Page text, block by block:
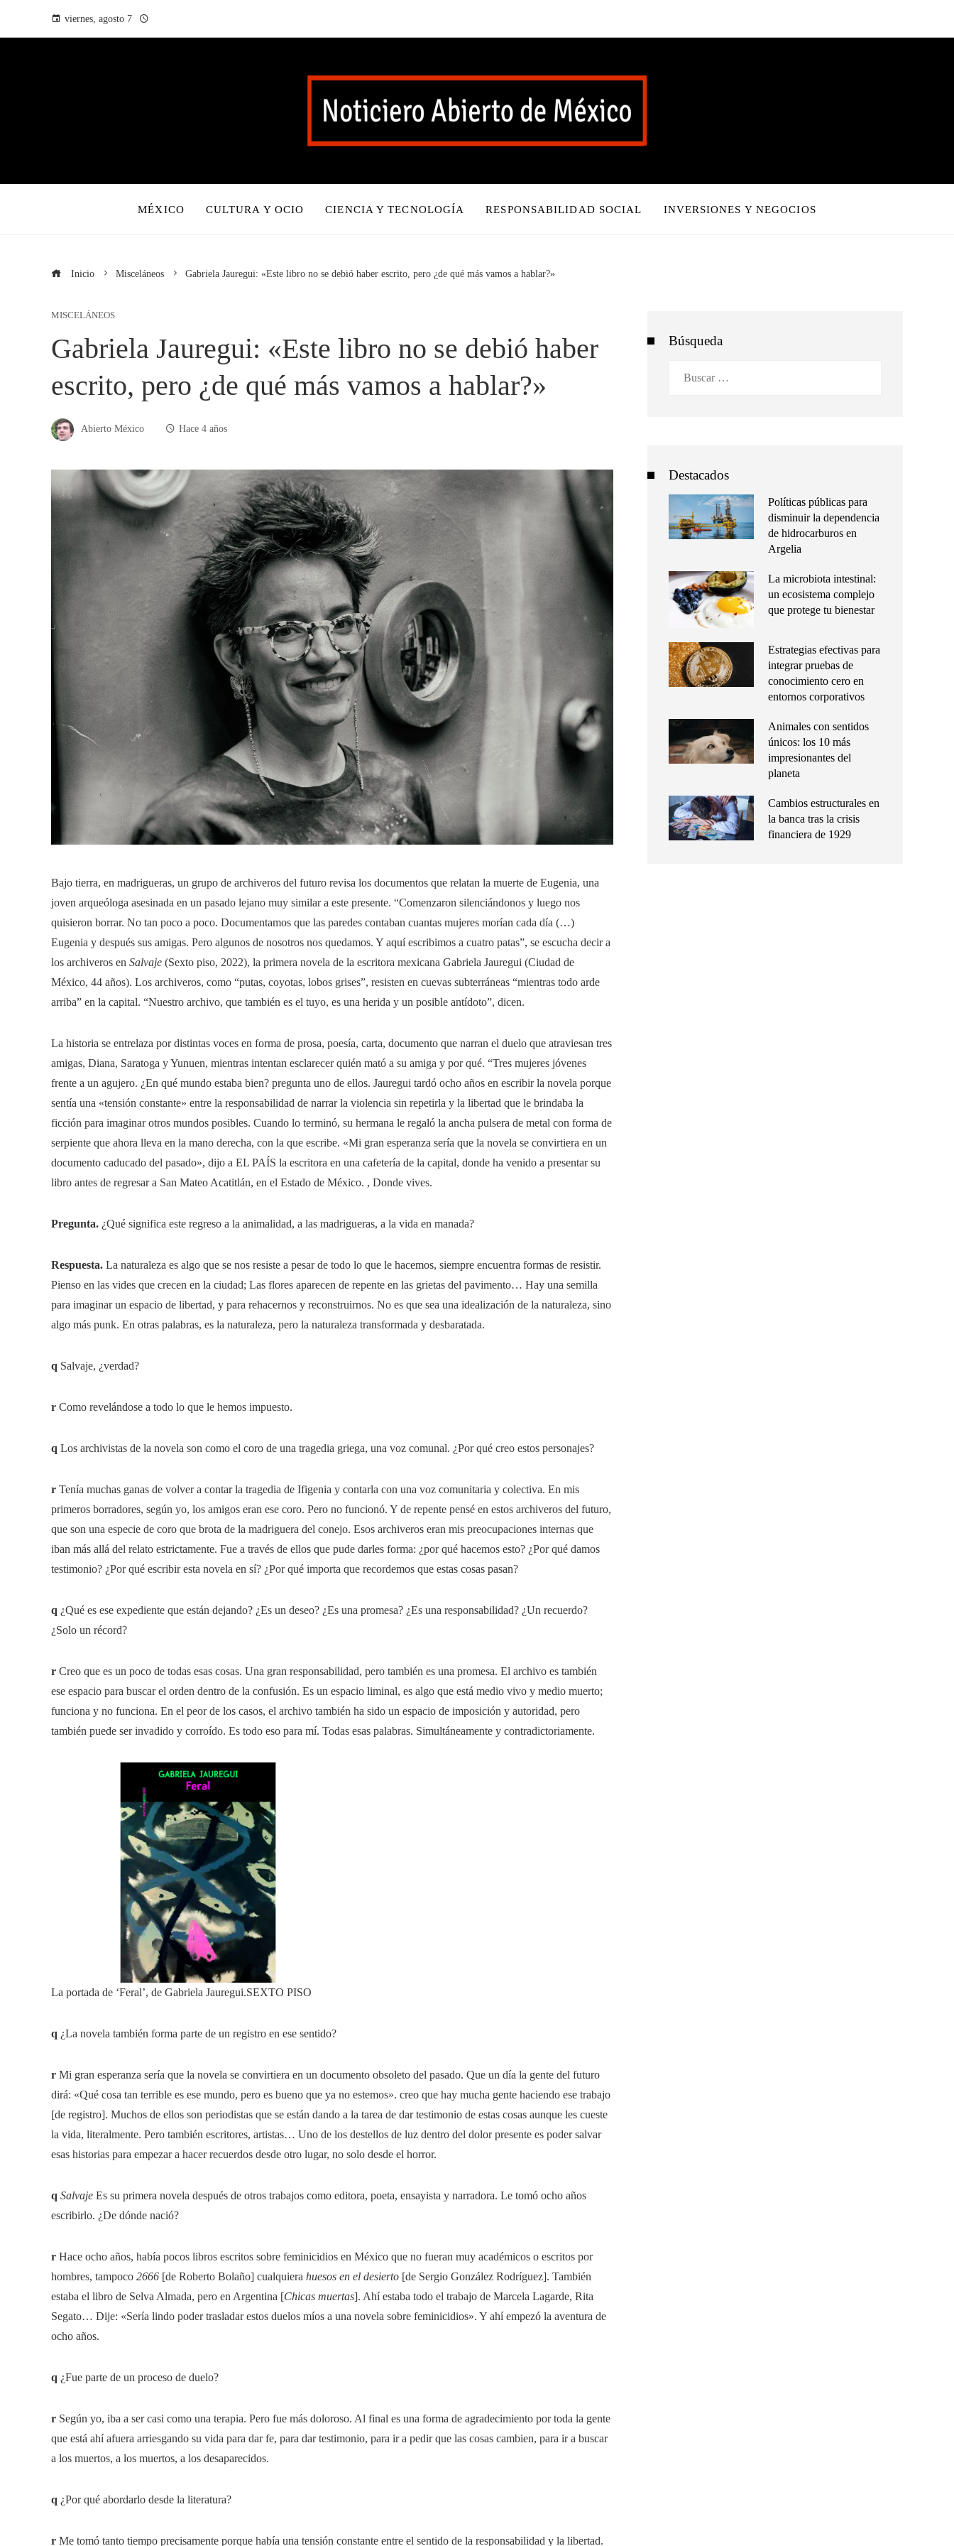
viernes, agosto 7
MÉXICO CULTURA Y OCIO CIENCIA Y TECNOLOGÍA RESPONSABILIDAD SOCIAL INVERSIONES Y NEGOCIOS
Inicio Misceláneos Gabriela Jauregui: «Este libro no se debió haber escrito, pero ¿de qué más vamos a hablar?»
MISCELÁNEOS
Gabriela Jauregui: «Este libro no se debió haber
escrito, pero ¿de qué más vamos a hablar?»
Abierto México Hace 4 años
Bajo tierra, en madrigueras, un grupo de archiveros del futuro revisa los documentos que relatan la muerte de Eugenia, una
joven arqueóloga asesinada en un pasado lejano muy similar a este presente. “Comenzaron silenciándonos y luego nos
quisieron borrar. No tan poco a poco. Documentamos que las paredes contaban cuantas mujeres morían cada día (…)
Eugenia y después sus amigas. Pero algunos de nosotros nos quedamos. Y aquí escribimos a cuatro patas”, se escucha decir a
los archiveros en Salvaje (Sexto piso, 2022), la primera novela de la escritora mexicana Gabriela Jauregui (Ciudad de
México, 44 ​​años). Los archiveros, como “putas, coyotas, lobos grises”, resisten en cuevas subterráneas “mientras todo arde
arriba” en la capital. “Nuestro archivo, que también es el tuyo, es una herida y un posible antídoto”, dicen.
La historia se entrelaza por distintas voces en forma de prosa, poesía, carta, documento que narran el duelo que atraviesan tres
amigas, Diana, Saratoga y Yunuen, mientras intentan esclarecer quién mató a su amiga y por qué. “Tres mujeres jóvenes
frente a un agujero. ¿En qué mundo estaba bien? pregunta uno de ellos. Jauregui tardó ocho años en escribir la novela porque
sentía una «tensión constante» entre la responsabilidad de narrar la violencia sin repetirla y la libertad que le brindaba la
ficción para imaginar otros mundos posibles. Cuando lo terminó, su hermana le regaló la ancha pulsera de metal con forma de
serpiente que ahora lleva en la mano derecha, con la que escribe. «Mi gran esperanza sería que la novela se convirtiera en un
documento caducado del pasado», dijo a EL PAÍS la escritora en una cafetería de la capital, donde ha venido a presentar su
libro antes de regresar a San Mateo Acatitlán, en el Estado de México. , Donde vives.
Pregunta. ¿Qué significa este regreso a la animalidad, a las madrigueras, a la vida en manada?
Respuesta. La naturaleza es algo que se nos resiste a pesar de todo lo que le hacemos, siempre encuentra formas de resistir.
Pienso en las vides que crecen en la ciudad; Las flores aparecen de repente en las grietas del pavimento… Hay una semilla
para imaginar un espacio de libertad, y para rehacernos y reconstruirnos. No es que sea una idealización de la naturaleza, sino
algo más punk. En otras palabras, es la naturaleza, pero la naturaleza transformada y desbaratada.
q Salvaje, ¿verdad?
r Como revelándose a todo lo que le hemos impuesto.
q Los archivistas de la novela son como el coro de una tragedia griega, una voz comunal. ¿Por qué creo estos personajes?
r Tenía muchas ganas de volver a contar la tragedia de Ifigenia y contarla con una voz comunitaria y colectiva. En mis
primeros borradores, según yo, los amigos eran ese coro. Pero no funcionó. Y de repente pensé en estos archiveros del futuro,
que son una especie de coro que brota de la madriguera del conejo. Esos archiveros eran mis preocupaciones internas que
iban más allá del relato estrictamente. Fue a través de ellos que pude darles forma: ¿por qué hacemos esto? ¿Por qué damos
testimonio? ¿Por qué escribir esta novela en sí? ¿Por qué importa que recordemos que estas cosas pasan?
q ¿Qué es ese expediente que están dejando? ¿Es un deseo? ¿Es una promesa? ¿Es una responsabilidad? ¿Un recuerdo?
¿Solo un récord?
r Creo que es un poco de todas esas cosas. Una gran responsabilidad, pero también es una promesa. El archivo es también
ese espacio para buscar el orden dentro de la confusión. Es un espacio liminal, es algo que está medio vivo y medio muerto;
funciona y no funciona. En el peor de los casos, el archivo también ha sido un espacio de imposición y autoridad, pero
también puede ser invadido y corroído. Es todo eso para mí. Todas esas palabras. Simultáneamente y contradictoriamente.
La portada de ‘Feral’, de Gabriela Jauregui.SEXTO PISO
q ¿La novela también forma parte de un registro en ese sentido?
r Mi gran esperanza sería que la novela se convirtiera en un documento obsoleto del pasado. Que un día la gente del futuro
dirá: «Qué cosa tan terrible es ese mundo, pero es bueno que ya no estemos». creo que hay mucha gente haciendo ese trabajo
[de registro]. Muchos de ellos son periodistas que se están dando a la tarea de dar testimonio de estas cosas aunque les cueste
la vida, literalmente. Pero también escritores, artistas… Uno de los destellos de luz dentro del dolor presente es poder salvar
esas historias para empezar a hacer recuerdos desde otro lugar, no solo desde el horror.
q Salvaje Es su primera novela después de otros trabajos como editora, poeta, ensayista y narradora. Le tomó ocho años
escribirlo. ¿De dónde nació?
r Hace ocho años, había pocos libros escritos sobre feminicidios en México que no fueran muy académicos o escritos por
hombres, tampoco 2666 [de Roberto Bolaño] cualquiera huesos en el desierto [de Sergio González Rodríguez]. También
estaba el libro de Selva Almada, pero en Argentina [Chicas muertas]. Ahí estaba todo el trabajo de Marcela Lagarde, Rita
Segato… Dije: «Sería lindo poder trasladar estos duelos míos a una novela sobre feminicidios». Y ahí empezó la aventura de
ocho años.
q ¿Fue parte de un proceso de duelo?
r Según yo, iba a ser casi como una terapia. Pero fue más doloroso. Al final es una forma de agradecimiento por toda la gente
que está ahí afuera arriesgando su vida para dar fe, para dar testimonio, para ir a pedir que las cosas cambien, para ir a buscar
a los muertos, a los muertos, a los desaparecidos.
q ¿Por qué abordarlo desde la literatura?
r Me tomó tanto tiempo precisamente porque había una tensión constante entre el sentido de la responsabilidad y la libertad.
Búsqueda
Destacados
Políticas públicas para
disminuir la dependencia
de hidrocarburos en
Argelia
La microbiota intestinal:
un ecosistema complejo
que protege tu bienestar
Estrategias efectivas para
integrar pruebas de
conocimiento cero en
entornos corporativos
Animales con sentidos
únicos: los 10 más
impresionantes del
planeta
Cambios estructurales en
la banca tras la crisis
financiera de 1929